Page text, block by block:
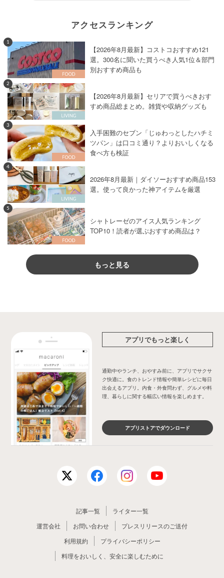
アクセスランキング
1
【2026年8月最新】コストコおすすめ121
選。300名に聞いた買うべき人気1位＆部門
別おすすめ商品も
2
【2026年8月最新】セリアで買うべきおす
すめ商品総まとめ。雑貨や収納グッズも
3
入手困難のセブン「じゅわっとしたハチミ
ツパン」は口コミ通り？よりおいしくなる
食べ方も検証
4
2026年8月最新｜ダイソーおすすめ商品153
選。使って良かった神アイテムを厳選
5
シャトレーゼのアイス人気ランキング
TOP10！読者が選ぶおすすめ商品は？
もっと見る
アプリでもっと楽しく
通勤中やランチ、おやすみ前に、アプリでサクサ
ク快適に。食のトレンド情報や簡単レシピに毎日
出会えるアプリ。内食・外食問わず、グルメや料
理、暮らしに関する幅広い情報を楽しめます。
アプリストアでダウンロード
記事一覧
ライター一覧
運営会社
お問い合わせ
プレスリリースのご送付
利用規約
プライバシーポリシー
料理をおいしく、安全に楽しむために